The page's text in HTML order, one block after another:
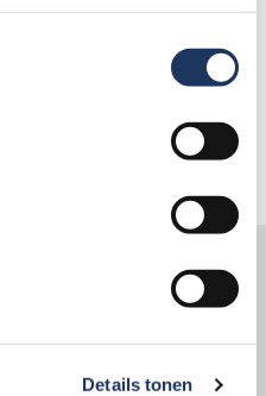
Details tonen
verzekerd! Wij
en veiligheid. Na afloop
dat u optimaal kunt
in cijfers